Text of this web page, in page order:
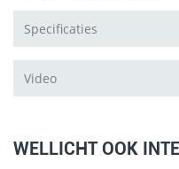
Specificaties
Video
WELLICHT OOK